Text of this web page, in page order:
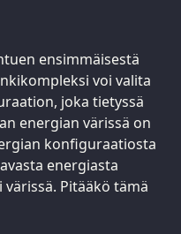
ensimmäisestä
voi valita
joka tietyssä
energian värissä on
konfiguraatiosta
energiasta
Pitääkö tämä